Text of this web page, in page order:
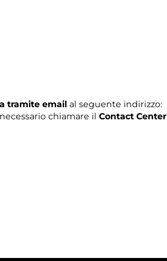
tramite email al seguente indirizzo:
chiamare il Contact Center